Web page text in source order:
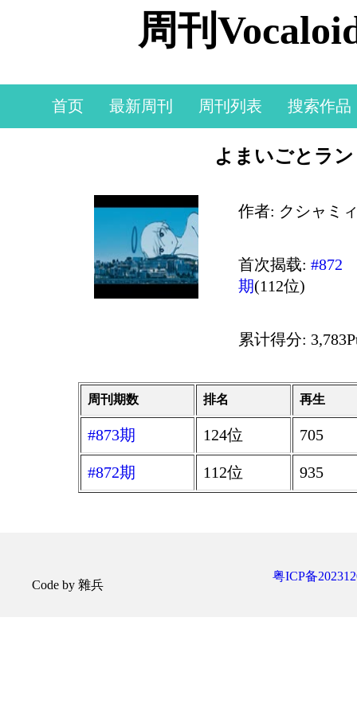
周刊
首页 最新周刊 周刊列表 搜索作品
よまいごとラ
作者: クシャミ
首次揭载:#872
期(112位)
累计得分:
周刊期数 排名 再生
#873期 124位 705
#872期 112位 935
Code by 雜兵
粤ICP备